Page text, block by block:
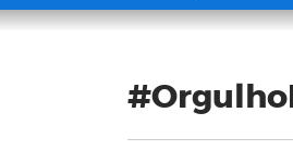
Blog